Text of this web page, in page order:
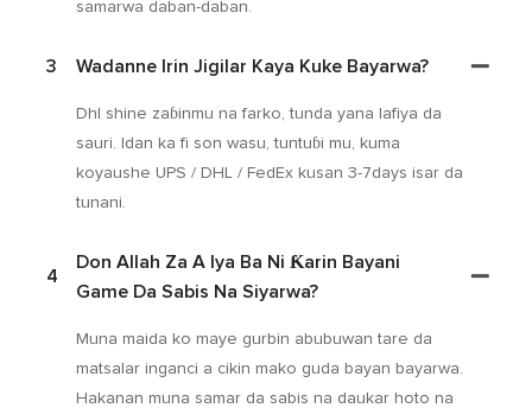
samarwa daban-daban.
3 Wadanne Irin Jigilar Kaya Kuke Bayarwa?
Dhl shine zaɓinmu na farko, tunda yana lafiya da
sauri. Idan ka fi son wasu, tuntuɓi mu, kuma
koyaushe UPS / DHL / FedEx kusan 3-7days isar da
tunani.
4
Don Allah Za A Iya Ba Ni Ƙarin Bayani
Game Da Sabis Na Siyarwa?
Muna maida ko maye gurbin abubuwan tare da
matsalar inganci a cikin mako guda bayan bayarwa.
Hakanan muna samar da sabis na daukar hoto na